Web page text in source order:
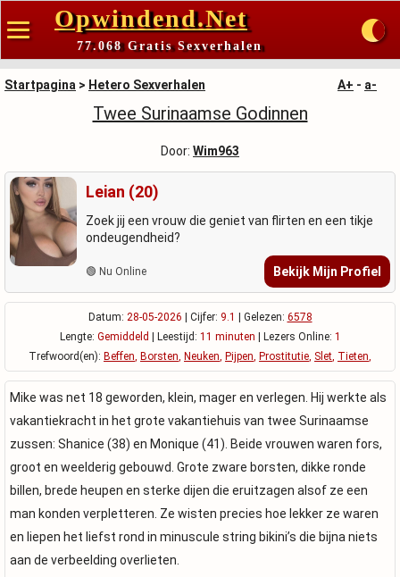
Opwindend.Net
77.068 Gratis Sexverhalen
Startpagina > Hetero Sexverhalen A+ - a-
Twee Surinaamse Godinnen
Door: Wim963
Leian (20)
Zoek jij een vrouw die geniet van flirten en een tikje
ondeugendheid?
🟢 Nu Online Bekijk Mijn Profiel
Datum: 28-05-2026 | Cijfer: 9.1 | Gelezen: 6578
Lengte: Gemiddeld | Leestijd: 11 minuten | Lezers Online: 1
Trefwoord(en): Beffen, Borsten, Neuken, Pijpen, Prostitutie, Slet, Tieten,
Mike was net 18 geworden, klein, mager en verlegen. Hij werkte als
vakantiekracht in het grote vakantiehuis van twee Surinaamse
zussen: Shanice (38) en Monique (41). Beide vrouwen waren fors,
groot en weelderig gebouwd. Grote zware borsten, dikke ronde
billen, brede heupen en sterke dijen die eruitzagen alsof ze een
man konden verpletteren. Ze wisten precies hoe lekker ze waren
en liepen het liefst rond in minuscule string bikini’s die bijna niets
aan de verbeelding overlieten.